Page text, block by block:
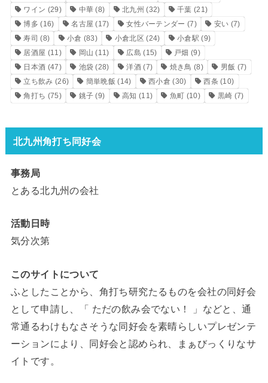
ワイン (29) 中華 (8) 北九州 (32) 千葉 (21)
博多 (16) 名古屋 (17) 女性バーテンダー (7) 安い (7)
寿司 (8) 小倉 (83) 小倉北区 (24) 小倉駅 (9)
居酒屋 (11) 岡山 (11) 広島 (15) 戸畑 (9)
日本酒 (47) 池袋 (28) 洋酒(7) 焼き鳥 (8) 男飯 (7)
立ち飲み (26) 簡単晩飯 (14) 西小倉 (30) 西条 (10)
角打ち (75) 銚子 (9) 高知 (11) 魚町 (10) 黒崎 (7)
北九州角打ち同好会
事務局
とある北九州の会社
活動日時
気分次第
このサイトについて
ふとしたことから、角打ち研究たるものを会社の同好会
として申請し、「 ただの飲み会でない！ 」などと、通
常通るわけもなさそうな同好会を素晴らしいプレゼンテ
ーションにより、同好会と認められ、まぁびっくりなサ
イトです。